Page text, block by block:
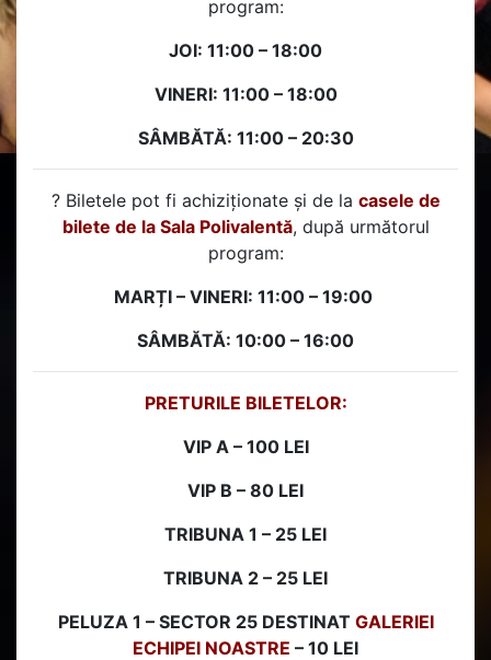
program:
JOI: 11:00 – 18:00
VINERI: 11:00 – 18:00
SÂMBĂTĂ: 11:00 – 20:30
? Biletele pot fi achiziționate și de la casele de
bilete de la Sala Polivalentă, după următorul
program:
MARȚI – VINERI: 11:00 – 19:00
SÂMBĂTĂ: 10:00 – 16:00
PRETURILE BILETELOR:
VIP A – 100 LEI
VIP B – 80 LEI
TRIBUNA 1 – 25 LEI
TRIBUNA 2 – 25 LEI
PELUZA 1 – SECTOR 25 DESTINAT GALERIEI
ECHIPEI NOASTRE – 10 LEI